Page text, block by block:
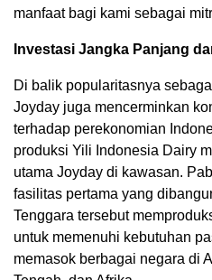
manfaat bagi kami sebagai
Investasi Jangka Panjang
Di balik popularitasnya
Joyday juga mencerminkan
terhadap perekonomian
produksi Yili Indonesia Dairy
utama Joyday di kawasan.
fasilitas pertama yang
Tenggara tersebut
untuk memenuhi kebutuhan
memasok berbagai negara di